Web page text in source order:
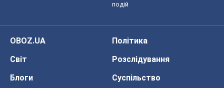
подій
OBOZ.UA
Політика
Світ
Розслідування
Блоги
Суспільство